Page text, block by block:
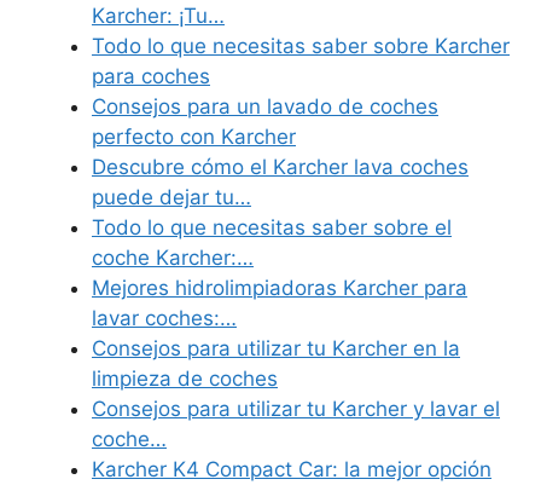
Karcher: ¡Tu…
Todo lo que necesitas saber sobre Karcher
para coches
Consejos para un lavado de coches
perfecto con Karcher
Descubre cómo el Karcher lava coches
puede dejar tu…
Todo lo que necesitas saber sobre el
coche Karcher:…
Mejores hidrolimpiadoras Karcher para
lavar coches:…
Consejos para utilizar tu Karcher en la
limpieza de coches
Consejos para utilizar tu Karcher y lavar el
coche…
Karcher K4 Compact Car: la mejor opción